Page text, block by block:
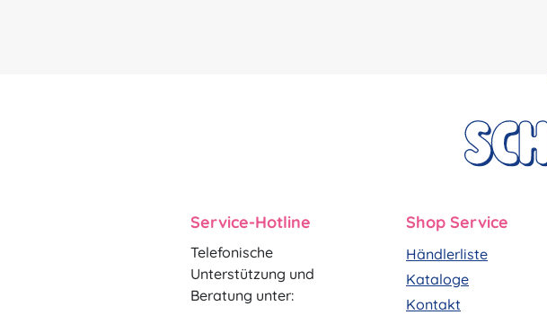
Service-Hotline
Telefonische
Unterstützung und
Beratung unter:
Shop Service
Händlerliste
Kataloge
Kontakt